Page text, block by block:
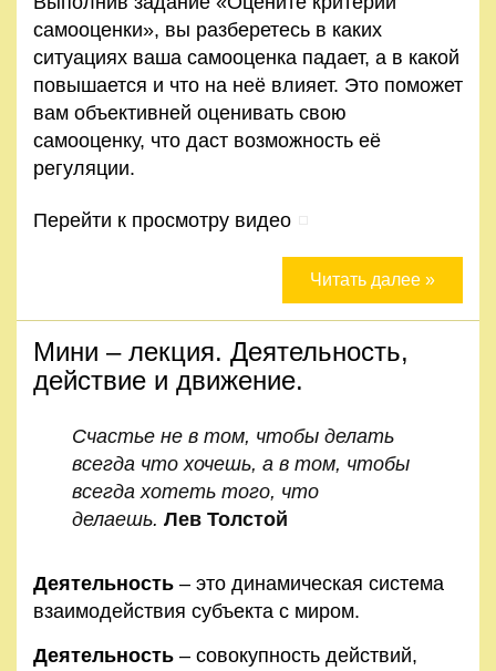
Личный
кабинет
Контакты
Правила
условия
самооценки», вы разберетесь в каких
ситуациях ваша самооценка падает, а в какой
повышается и что на неё влияет. Это поможет
вам объективней оценивать свою
самооценку, что даст возможность её
регуляции.
Перейти к просмотру видео
Читать далее »
Мини – лекция. Деятельность,
действие и движение.
Счастье не в том, чтобы делать
всегда что хочешь, а в том, чтобы
всегда хотеть того, что
делаешь. Лев Толстой
Деятельность – это динамическая система
взаимодействия субъекта с миром.
Деятельность – совокупность действий,